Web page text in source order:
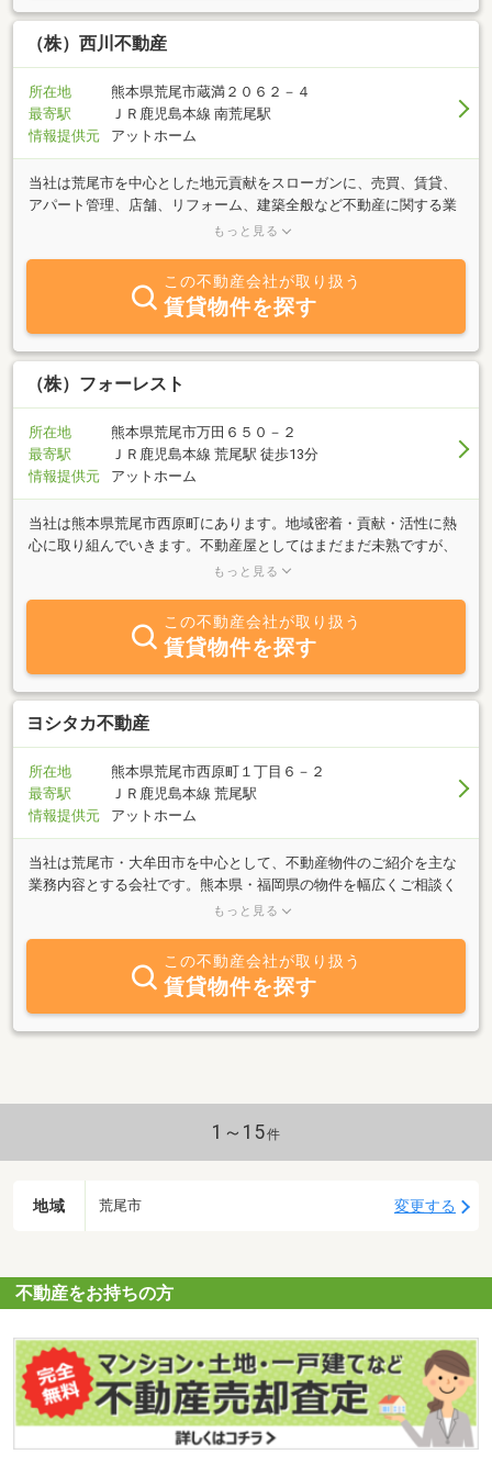
（株）西川不動産
所在地
熊本県荒尾市蔵満２０６２－４
最寄駅
ＪＲ鹿児島本線 南荒尾駅
情報提供元
アットホーム
当社は荒尾市を中心とした地元貢献をスローガンに、売買、賃貸、
アパート管理、店舗、リフォーム、建築全般など不動産に関する業
務を全てサポート致します。相続、財産の資産運用、アパート、戸
様の満足の為に県外出張も全力で取り組みます。
もっと見る
この不動産会社が取り扱う
賃貸物件を探す
（株）フォーレスト
所在地
熊本県荒尾市万田６５０－２
最寄駅
ＪＲ鹿児島本線 荒尾駅 徒歩13分
情報提供元
アットホーム
当社は熊本県荒尾市西原町にあります。地域密着・貢献・活性に熱
心に取り組んでいきます。不動産屋としてはまだまだ未熟ですが、
近くにお越しの際は、お気軽に店内へお入りください（＾o＾）○事
み等、ぜひ一度ご相談ください）・不動産の有効活用（リフォーム
もっと見る
この不動産会社が取り扱う
賃貸物件を探す
ヨシタカ不動産
所在地
熊本県荒尾市西原町１丁目６－２
最寄駅
ＪＲ鹿児島本線 荒尾駅
情報提供元
アットホーム
当社は荒尾市・大牟田市を中心として、不動産物件のご紹介を主な
業務内容とする会社です。熊本県・福岡県の物件を幅広くご相談く
ださい。お客様のご要望に併せたスピーディな対応を心掛けていま
お気軽にご相談ください。
もっと見る
この不動産会社が取り扱う
賃貸物件を探す
1～15件
地域 荒尾市 変更する
不動産をお持ちの方